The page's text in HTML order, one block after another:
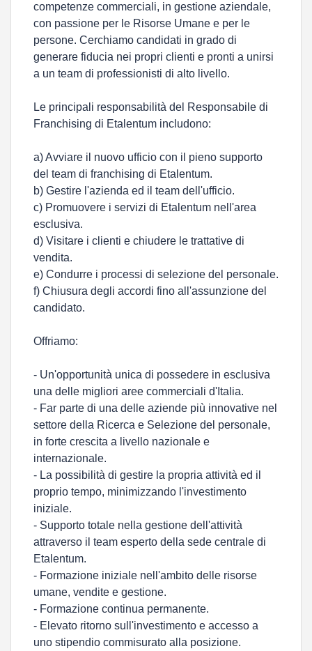
competenze commerciali, in gestione aziendale,
con passione per le Risorse Umane e per le
persone. Cerchiamo candidati in grado di
generare fiducia nei propri clienti e pronti a unirsi
a un team di professionisti di alto livello.
Le principali responsabilità del Responsabile di
Franchising di Etalentum includono:
a) Avviare il nuovo ufficio con il pieno supporto
del team di franchising di Etalentum.
b) Gestire l'azienda ed il team dell'ufficio.
c) Promuovere i servizi di Etalentum nell'area
esclusiva.
d) Visitare i clienti e chiudere le trattative di
vendita.
e) Condurre i processi di selezione del personale.
f) Chiusura degli accordi fino all'assunzione del
candidato.
Offriamo:
- Un'opportunità unica di possedere in esclusiva
una delle migliori aree commerciali d'Italia.
- Far parte di una delle aziende più innovative nel
settore della Ricerca e Selezione del personale,
in forte crescita a livello nazionale e
internazionale.
- La possibilità di gestire la propria attività ed il
proprio tempo, minimizzando l'investimento
iniziale.
- Supporto totale nella gestione dell'attività
attraverso il team esperto della sede centrale di
Etalentum.
- Formazione iniziale nell'ambito delle risorse
umane, vendite e gestione.
- Formazione continua permanente.
- Elevato ritorno sull'investimento e accesso a
uno stipendio commisurato alla posizione.